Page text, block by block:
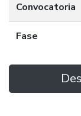
Convocatoria
Fase